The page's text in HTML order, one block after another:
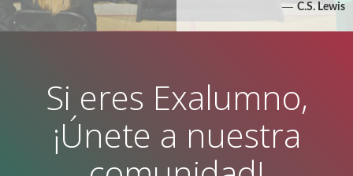
― C.S. Lewis
Si eres Exalumno,
¡Únete a nuestra